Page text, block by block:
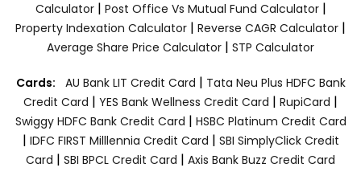
Calculator| Post Office Vs Mutual Fund Calculator|
Property Indexation Calculator | Reverse CAGR Calculator |
Average Share Price Calculator | STP Calculator
Cards: AU Bank LIT Credit Card | Tata Neu Plus HDFC Bank
Credit Card | YES Bank Wellness Credit Card | RupiCard |
Swiggy HDFC Bank Credit Card | HSBC Platinum Credit Card
| IDFC FIRST Milllennia Credit Card | SBI SimplyClick Credit
Card | SBI BPCL Credit Card | Axis Bank Buzz Credit Card